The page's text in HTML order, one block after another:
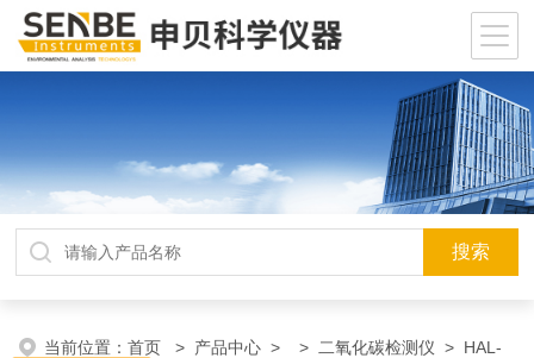
当前位置：首页 > 产品中心 > > 二氧化碳检测仪 > HAL-